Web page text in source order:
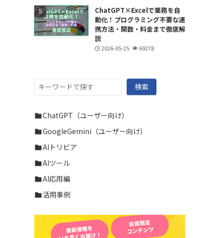
ChatGPT×Excelで業務を自
動化！プログラミング不要な連
携方法・関数・料金まで徹底解
説
2026-05-25 69278
検
索
検索
ChatGPT（ユーザー向け）
GoogleGemini（ユーザー向け）
AIトリビア
AIツール
AI応用編
活用事例